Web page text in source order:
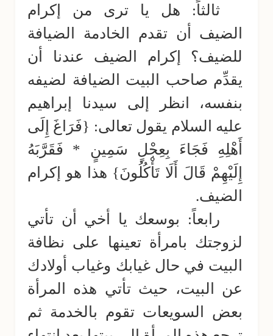
ثالثاً: هل يا ترى من إكرام
الضيف أن تقدم الخادمة الضيافة
للضيف؟ إكرام الضيف عندنا أن
يقدِّم صاحب البيت الضيافة لضيفه
بنفسه، انظر إلى سيدنا إبراهيم
عليه السلام يقول تعالى: {فَرَاغَ إِلَى
أَهْلِهِ فَجَاءَ بِعِجْلٍ سَمِينٍ * فَقَرَّبَهُ
إِلَيْهِمْ قَالَ أَلَا تَأْكُلُونَ} هذا هو إكرام
الضيف.
رابعاً: بوسعك يا أخي أن تأتي
لزوجتك بامرأة تعينها على نظافة
البيت في حال غيابك وغياب أولادك
عن البيت، حيث تأتي هذه المرأة
بعض السويعات تقوم بالخدمة ثم